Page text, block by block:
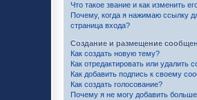
Что такое звание и как изменить
Почему, когда я нажимаю ссылку
страница входа?
Создание и размещение
Как создать новую тему?
Как отредактировать или удалить
Как добавить подпись к своему
Как создать голосование?
Почему я не могу добавить